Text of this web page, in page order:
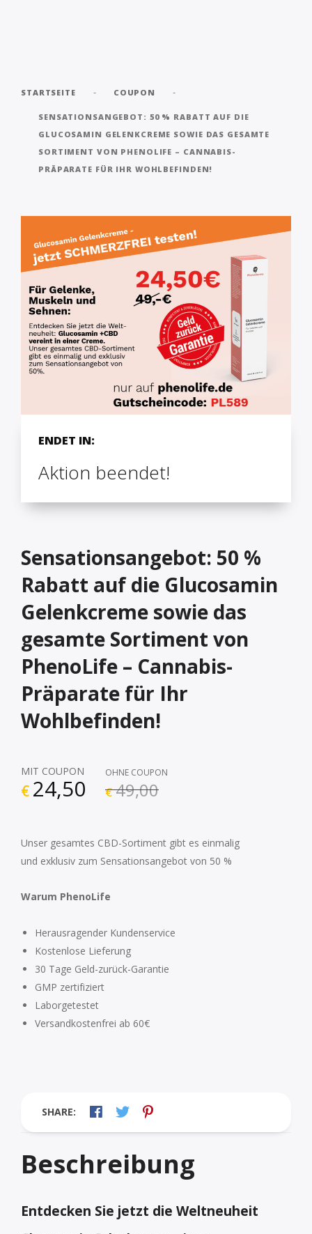
STARTSEITE - COUPON -
SENSATIONSANGEBOT: 50 % RABATT AUF DIE
GLUCOSAMIN GELENKCREME SOWIE DAS GESAMTE
SORTIMENT VON PHENOLIFE – CANNABIS-
PRÄPARATE FÜR IHR WOHLBEFINDEN!
ENDET IN:
Aktion beendet!
Sensationsangebot: 50 %
Rabatt auf die Glucosamin
Gelenkcreme sowie das
gesamte Sortiment von
PhenoLife – Cannabis-
Präparate für Ihr
Wohlbefinden!
MIT COUPON
€ 24,50
OHNE COUPON
€ 49,00
Unser gesamtes CBD-Sortiment gibt es einmalig
und exklusiv zum Sensationsangebot von 50 %
Warum PhenoLife
Herausragender Kundenservice
Kostenlose Lieferung
30 Tage Geld-zurück-Garantie
GMP zertifiziert
Laborgetestet
Versandkostenfrei ab 60€
SHARE:
Beschreibung
Entdecken Sie jetzt die Weltneuheit